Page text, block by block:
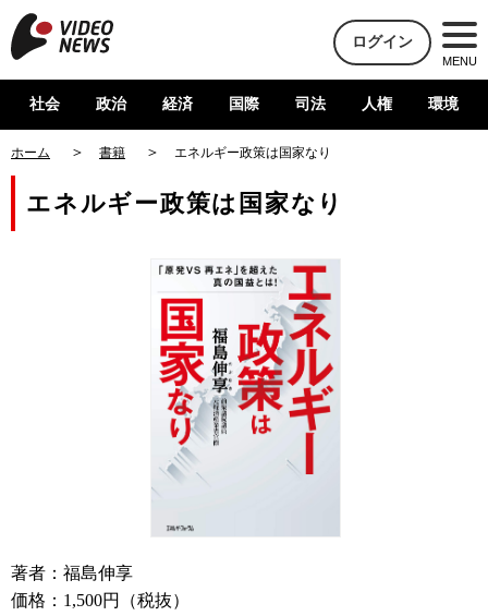
ログイン
MENU
社会 政治 経済 国際 司法 人権 環境
ホーム 書籍 エネルギー政策は国家なり
エネルギー政策は国家なり
著者：福島伸享
価格：1,500円（税抜）